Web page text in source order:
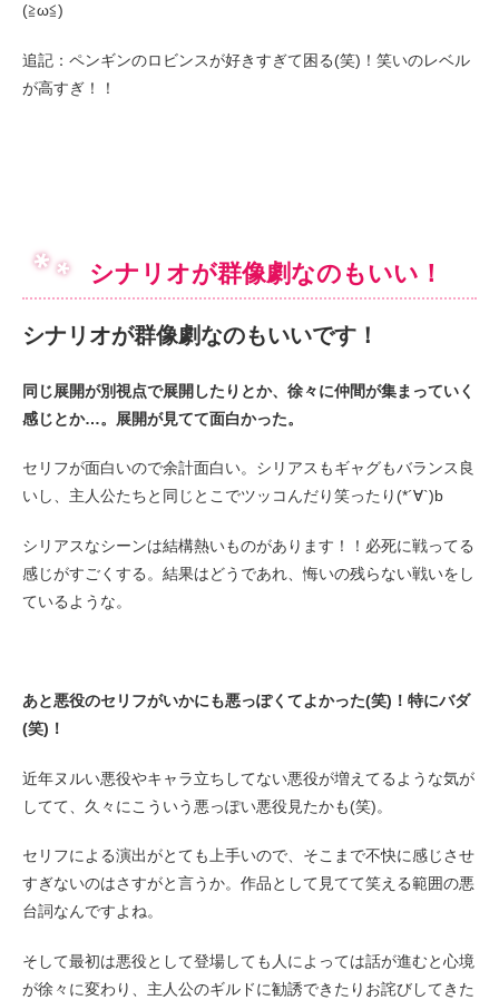
(≧ω≦)
追記：ペンギンのロビンスが好きすぎて困る(笑)！笑いのレベル
が高すぎ！！
シナリオが群像劇なのもいい！
シナリオが群像劇なのもいいです！
同じ展開が別視点で展開したりとか、徐々に仲間が集まっていく
感じとか…。
展開が見てて面白かった。
セリフが面白いので余計面白い。シリアスもギャグもバランス良
いし、主人公たちと同じとこでツッコんだり笑ったり(*´∀`)b
シリアスなシーンは結構熱いものがあります！！必死に戦ってる
感じがすごくする。結果はどうであれ、悔いの残らない戦いをし
ているような。
あと悪役のセリフがいかにも悪っぽくてよかった(笑)！特にバダ
(笑)！
近年ヌルい悪役やキャラ立ちしてない悪役が増えてるような気が
してて、久々にこういう悪っぽい悪役見たかも(笑)。
セリフによる演出がとても上手いので、そこまで不快に感じさせ
すぎないのはさすがと言うか。作品として見てて笑える範囲の悪
台詞なんですよね。
そして最初は悪役として登場しても人によっては話が進むと心境
が徐々に変わり、主人公のギルドに勧誘できたりお詫びしてきた